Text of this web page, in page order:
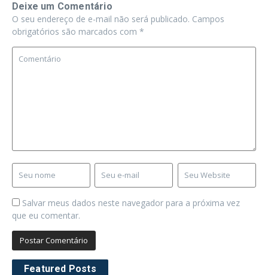
Deixe um Comentário
O seu endereço de e-mail não será publicado. Campos
obrigatórios são marcados com *
Salvar meus dados neste navegador para a próxima vez
que eu comentar.
Featured Posts